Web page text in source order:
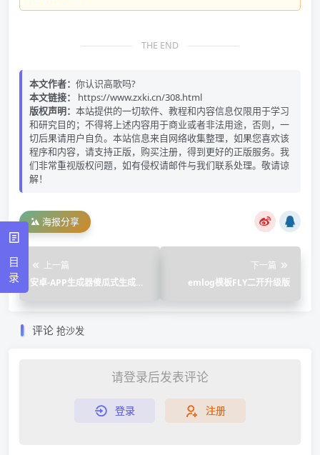
THE END
本文作者： 你认识高歌吗?
本文链接：
https://www.zxki.cn/308.html
版权声明： 本站提供的一切软件、教程和内容信息仅限用于学习
和研究目的；不得将上述内容用于商业或者非法用途，否则，一
切后果请用户自负。本站信息来自网络收集整理，如果您喜欢该
程序和内容，请支持正版，购买注册，得到更好的正版服务。我
们非常重视版权问题，如有侵权请邮件与我们联系处理。敬请谅
解！
海报分享
上一篇
安卓-APP生成器傻瓜式生成秒
下一篇
emlog模板FLY二开升级版
评论 抢沙发
请登录后发表评论
登录 注册
目
录